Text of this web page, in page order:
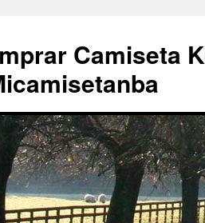
Camiseta